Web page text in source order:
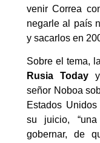
venir Correa
negarle al país
y sacarlos en
Sobre el tema,
Rusia Today
señor Noboa
Estados
su juicio,
gobernar, de